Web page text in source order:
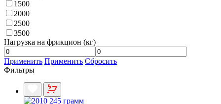
1500
2000
2500
3500
Нагрузка на фрикцион (кг)
Применить Применить Сбросить
Фильтры